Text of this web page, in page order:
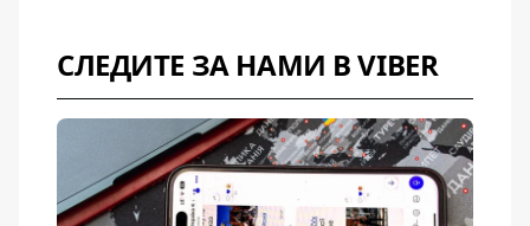
СЛЕДИТЕ ЗА НАМИ В VIBER